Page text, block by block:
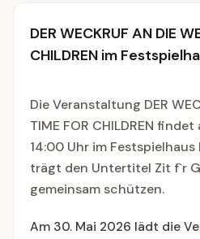
DER WECKRUF AN DIE
CHILDREN im
Die Veranstaltung DER
TIME FOR CHILDREN
14:00 Uhr im
trägt den Untertitel Zit f`r
gemeinsam schützen.
Am 30. Mai 2026 lädt die